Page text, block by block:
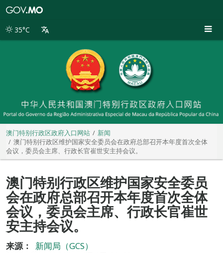
别
35°C
澳门特别行政区政府入口网站
新闻
澳门特别行政区维护国家安全委员会在政府总部召开本年度首次全体
会议，委员会主席、行政长官崔世安主持会议。
澳门特别行政区维护国家安全委员
会在政府总部召开本年度首次全体
会议，委员会主席、行政长官崔世
安主持会议。
来源：
新闻局（GCS）